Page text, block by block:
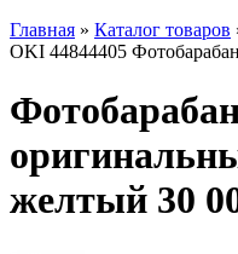
Главная » Каталог товаров
OKI 44844405 Фотобарабан
желтый 30